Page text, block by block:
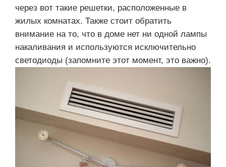
через вот такие решетки, расположенные в
жилых комнатах. Также стоит обратить
внимание на то, что в доме нет ни одной лампы
накаливания и используются исключительно
светодиоды (запомните этот момент, это важно).